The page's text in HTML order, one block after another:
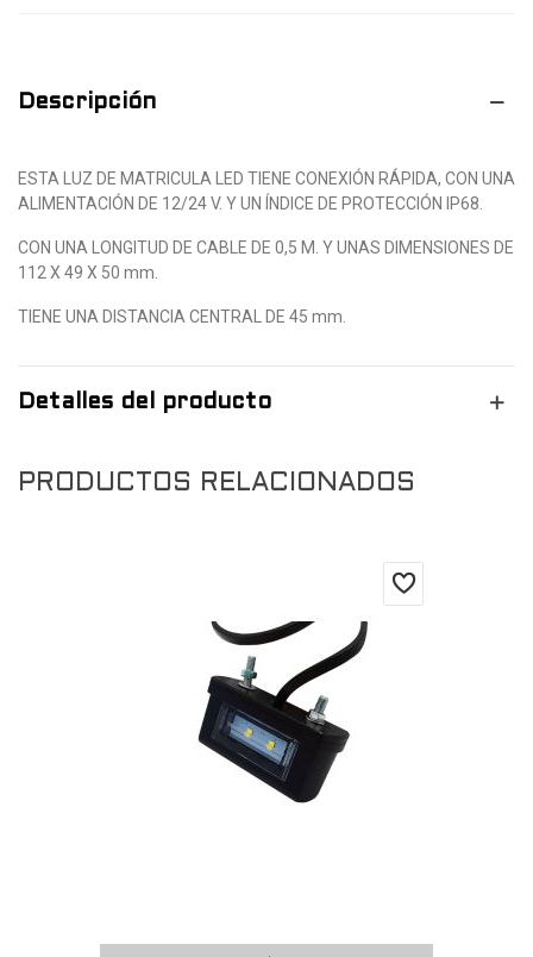
Descripción
ESTA LUZ DE MATRICULA LED TIENE CONEXIÓN RÁPIDA, CON UNA
ALIMENTACIÓN DE 12/24 V. Y UN ÍNDICE DE PROTECCIÓN IP68.
CON UNA LONGITUD DE CABLE DE 0,5 M. Y UNAS DIMENSIONES DE
112 X 49 X 50 mm.
TIENE UNA DISTANCIA CENTRAL DE 45 mm.
Detalles del producto
PRODUCTOS RELACIONADOS